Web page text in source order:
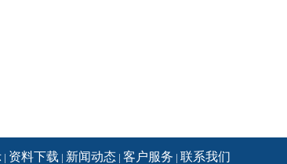
| 资料下载 | 新闻动态 | 客户服务 | 联系我们